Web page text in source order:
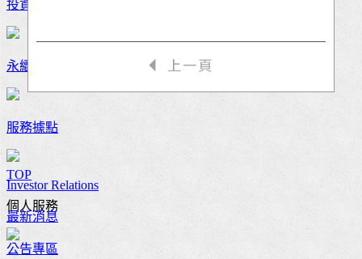
投資人關係
永續發展
服務據點
Investor Relations
最新消息
公告專區
TOP
個人服務